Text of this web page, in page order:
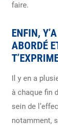
faire.
ENFIN,
ABORDÉ
Il y en a
à chaque fin
sein de
notamment,